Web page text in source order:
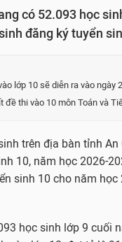
có 52.093 học
đăng ký tuyển
lớp 10 sẽ diễn ra vào ngày
đề thi vào 10 môn Toán và
trên địa bàn tỉnh
10, năm học 2026-
sinh 10 cho năm
học sinh lớp 9 cuối